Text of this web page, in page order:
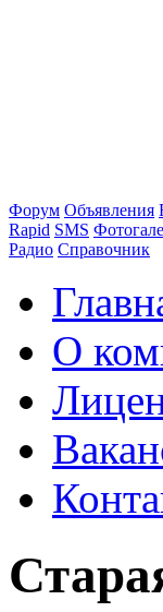
Форум Объявления
Rapid SMS
Радио Справочник
О